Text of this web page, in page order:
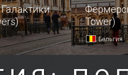
Tower)
Бельгия